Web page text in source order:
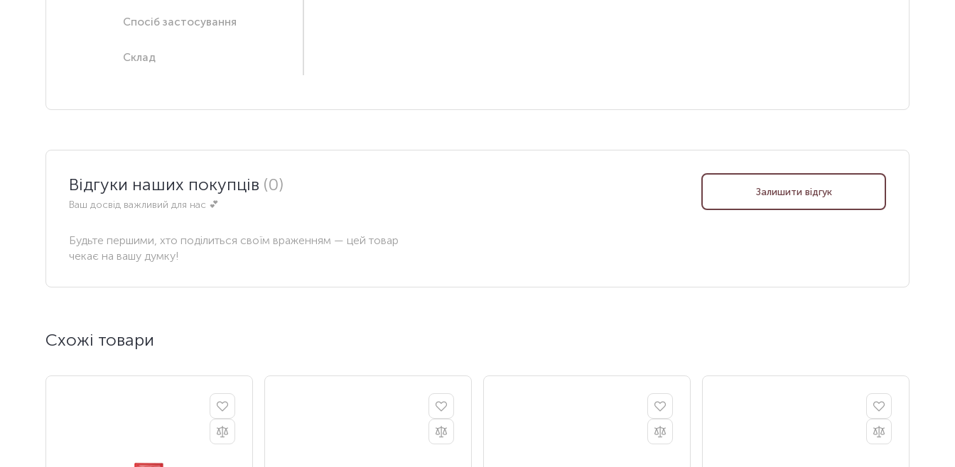
Спосіб застосування
Склад
Відгуки наших покупців (0)
Ваш досвід важливий для нас 💕
Залишити відгук
Будьте першими, хто поділиться своїм враженням — цей товар
чекає на вашу думку!
Схожі товари